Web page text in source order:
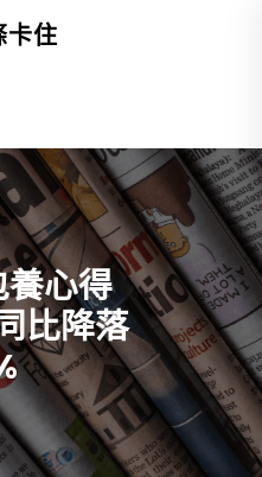
卡住
養心得
比降落